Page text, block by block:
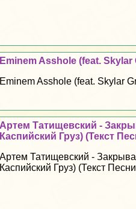
Eminem Asshole (feat. Skylar
Eminem Asshole (feat. Skylar
Артем Татищевский -
Каспийский Груз) (Текст
Артем Татищевский -
Каспийский Груз) (Текст